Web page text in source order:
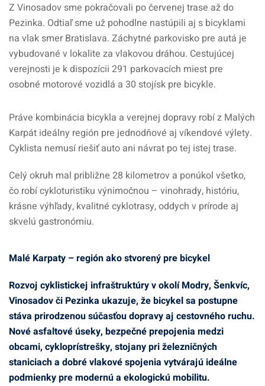
Z Vinosadov sme pokračovali po červenej trase až do
Pezinka. Odtiaľ sme už pohodlne nastúpili aj s bicyklami
na vlak smer Bratislava. Záchytné parkovisko pre autá je
vybudované v lokalite za vlakovou dráhou. Cestujúcej
verejnosti je k dispozícii 291 parkovacích miest pre
osobné motorové vozidlá a 30 stojísk pre bicykle.
Práve kombinácia bicykla a verejnej dopravy robí z Malých
Karpát ideálny región pre jednodňové aj víkendové výlety.
Cyklista nemusí riešiť auto ani návrat po tej istej trase.
Celý okruh mal približne 28 kilometrov a ponúkol všetko,
čo robí cykloturistiku výnimočnou – vinohrady, históriu,
krásne výhľady, kvalitné cyklotrasy, oddych v prírode aj
skvelú gastronómiu.
Malé Karpaty – región ako stvorený pre bicykel
Rozvoj cyklistickej infraštruktúry v okolí Modry, Šenkvíc,
Vinosadov či Pezinka ukazuje, že bicykel sa postupne
stáva prirodzenou súčasťou dopravy aj cestovného ruchu.
Nové asfaltové úseky, bezpečné prepojenia medzi
obcami, cykloprístrešky, stojany pri železničných
staniciach a dobré vlakové spojenia vytvárajú ideálne
podmienky pre modernú a ekologickú mobilitu.